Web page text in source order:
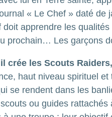
« Le Chef » daté de
doit apprendre les
prochain… Les garçons
il crée les Scouts
haut niveau spirituel
se rendent dans les
ou guides